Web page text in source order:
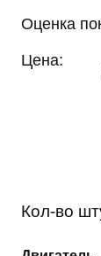
Оценка
Цена:
Кол-во